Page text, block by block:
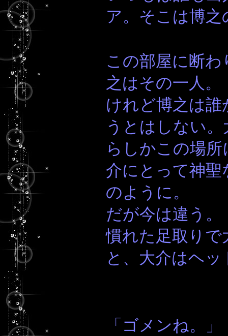
ア。そこは博
この部屋に断
之はその一人。
けれど博之は
うとはしない
らしかこの場
介にとって神聖
のように。
だが今は違う。
慣れた足取りで
と、大介はヘ
「ゴメンね。」